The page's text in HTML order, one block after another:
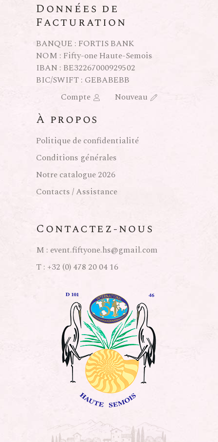
Contactez-nous
M : event.fiftyone.hs@gmail.com
T : +32 (0) 478 20 04 16
À propos
Politique de confidentialité
Conditions générales
Notre catalogue 2026
Contacts / Assistance
Données de
Facturation
BANQUE : FORTIS BANK
NOM : Fifty-one Haute-Semois
IBAN : BE32267000929502
BIC/SWIFT : GEBABEBB
Compte
Nouveau